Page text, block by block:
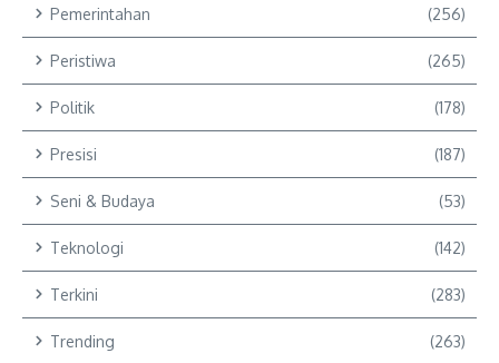
Pemerintahan (256)
Peristiwa (265)
Politik (178)
Presisi (187)
Seni & Budaya (53)
Teknologi (142)
Terkini (283)
Trending (263)